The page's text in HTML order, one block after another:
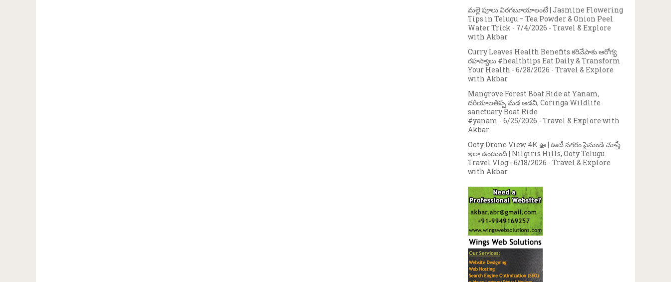
మల్లె పూలు విరగబూయాలంటే | Jasmine Flowering
Tips in Telugu – Tea Powder & Onion Peel
Water Trick - 7/4/2026 - Travel & Explore
with Akbar
Curry Leaves Health Benefits కరివేపాకు ఆరోగ్య
రహస్యాలు #healthtips Eat Daily & Transform
Your Health - 6/28/2026 - Travel & Explore
with Akbar
Mangrove Forest Boat Ride at Yanam,
దరియాలతిప్ప మడ అడవి, Coringa Wildlife
sanctuary Boat Ride
#yanam - 6/25/2026 - Travel & Explore with
Akbar
Ooty Drone View 4K 🚁 | ఊటీ నగరం పైనుండి చూస్తే
ఇలా ఉంటుంది | Nilgiris Hills, Ooty Telugu
Travel Vlog - 6/18/2026 - Travel & Explore
with Akbar